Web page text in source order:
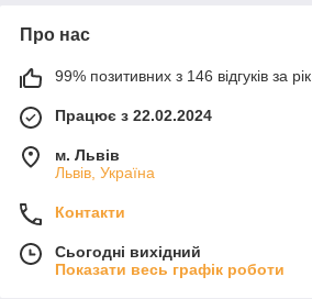
Про нас
99% позитивних з 146 відгуків за рік
Працює з 22.02.2024
м. Львів
Львів, Україна
Контакти
Сьогодні вихідний
Показати весь графік роботи